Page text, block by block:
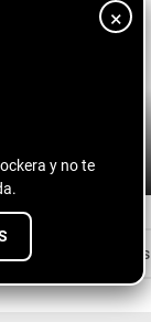
×
y no te
Entradas antiguas